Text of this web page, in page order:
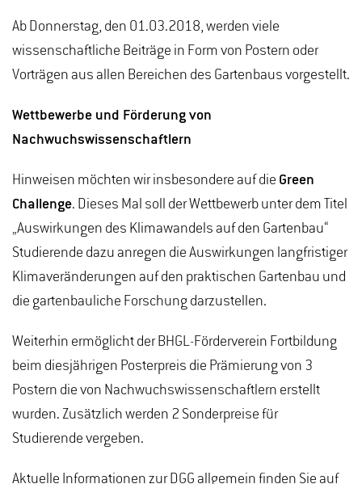
Ab Donnerstag, den 01.03.2018, werden viele
wissenschaftliche Beiträge in Form von Postern oder
Vorträgen aus allen Bereichen des Gartenbaus vorgestellt.
Wettbewerbe und Förderung von
Nachwuchswissenschaftlern
Hinweisen möchten wir insbesondere auf die Green
Challenge. Dieses Mal soll der Wettbewerb unter dem Titel
„Auswirkungen des Klimawandels auf den Gartenbau“
Studierende dazu anregen die Auswirkungen langfristiger
Klimaveränderungen auf den praktischen Gartenbau und
die gartenbauliche Forschung darzustellen.
Weiterhin ermöglicht der BHGL-Förderverein Fortbildung
beim diesjährigen Posterpreis die Prämierung von 3
Postern die von Nachwuchswissenschaftlern erstellt
wurden. Zusätzlich werden 2 Sonderpreise für
Studierende vergeben.
Aktuelle Informationen zur DGG allgemein finden Sie auf